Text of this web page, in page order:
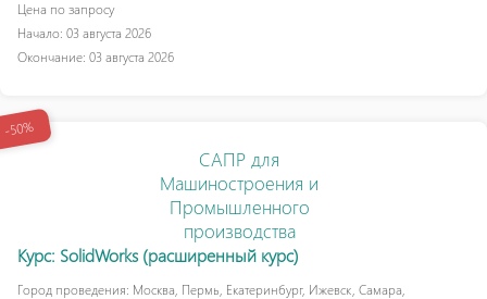
Цена по запросу
Начало: 03 августа 2026
Окончание: 03 августа 2026
-50%
САПР для
Машиностроения и
Промышленного
производства
Курс: SolidWorks (расширенный курс)
Город проведения: Москва, Пермь, Екатеринбург, Ижевск, Самара,